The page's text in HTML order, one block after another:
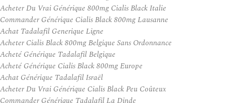
Acheter Du Vrai Générique 800mg Cialis Black Italie
Commander Générique Cialis Black 800mg Lausanne
Achat Tadalafil Generique Ligne
Acheter Cialis Black 800mg Belgique Sans Ordonnance
Acheté Générique Tadalafil Belgique
Acheté Générique Cialis Black 800mg Europe
Achat Générique Tadalafil Israël
Acheter Du Vrai Générique Cialis Black Peu Coûteux